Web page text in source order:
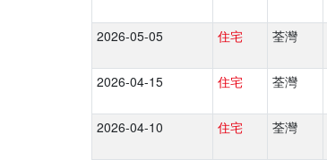
2026-05-05 住宅 荃灣
2026-04-15 住宅 荃灣
2026-04-10 住宅 荃灣